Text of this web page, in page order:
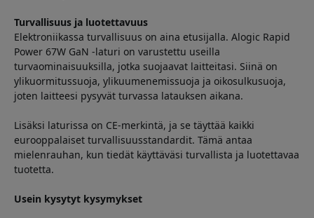
Turvallisuus ja luotettavuus
Elektroniikassa turvallisuus on aina etusijalla. Alogic Rapid
Power 67W GaN -laturi on varustettu useilla
turvaominaisuuksilla, jotka suojaavat laitteitasi. Siinä on
ylikuormitussuoja, ylikuumenemissuoja ja oikosulkusuoja,
joten laitteesi pysyvät turvassa latauksen aikana.
Lisäksi laturissa on CE-merkintä, ja se täyttää kaikki
eurooppalaiset turvallisuusstandardit. Tämä antaa
mielenrauhan, kun tiedät käyttäväsi turvallista ja luotettavaa
tuotetta.
Usein kysytyt kysymykset